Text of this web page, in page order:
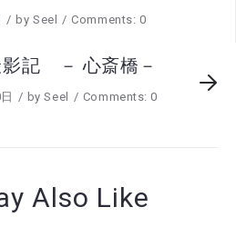
by Seel Comments: 0
影記 － 心斎橋－
bySeel Comments: 0
Also Like